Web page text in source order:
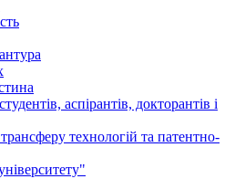
аспірантів, докторантів і
технологій та патентно-